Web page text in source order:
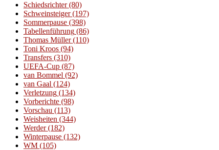
Schiedsrichter(80)
Schweinsteiger(197)
Sommerpause (398)
Tabellenführung (86)
Thomas Müller(110)
Toni Kroos (94)
Transfers (310)
UEFA-Cup (87)
van Bommel (92)
van Gaal (124)
Verletzung (134)
Vorberichte (98)
Vorschau (113)
Weisheiten (344)
Werder(182)
Winterpause (132)
WM (105)